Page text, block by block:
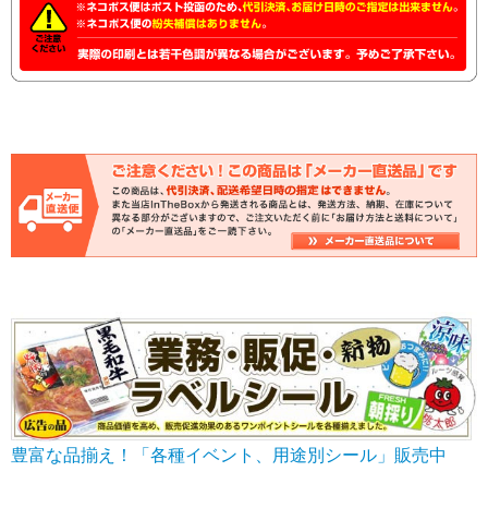
豊富な品揃え！「各種イベント、用途別シール」販売中